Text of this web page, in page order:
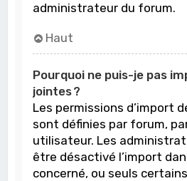
administrateur du forum.
Haut
Pourquoi ne puis-je pas
jointes ?
Les permissions d’import
sont définies par forum,
utilisateur. Les
être désactivé l’import
concerné, ou seuls